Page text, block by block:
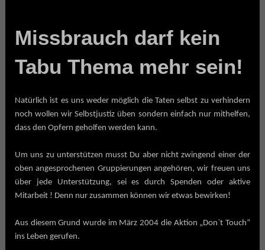
Missbrauch darf kein
Tabu Thema mehr sein!
Natürlich ist es uns weder möglich die Taten selbst zu verhindern
noch wollen wir Selbstjustiz üben sondern einfach nur mithelfen,
dass den Opfern geholfen werden kann.
Um uns zu unterstützen musst Du aber nicht zwingend einer der
oben angesprochenen Gruppierungen angehören, wir freuen uns
über jede Unterstützung, sei es durch Spenden oder aktive
Mitarbeit ! Denn nur zusammen können wir etwas bewirken!
Aus diesem Grund wurde im März 2004 die Aktion „Don`t Touch“
ins Leben gerufen.